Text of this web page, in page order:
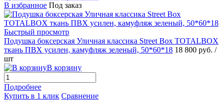
В избранное Под заказ
Быстрый просмотр
Подушка боксерская Уличная классика Street Box TOTALBOX
ткань ПВХ усилен, камуфляж зеленый, 50*60*18 18 800 руб. /
шт
В корзину
Подробнее
Купить в 1 клик Сравнение